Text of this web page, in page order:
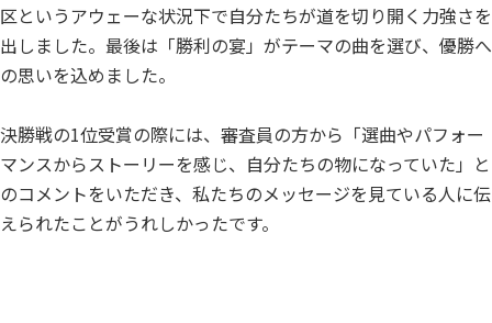
区というアウェーな状況下で自分たちが道を切り開く力強さを
出しました。最後は「勝利の宴」がテーマの曲を選び、優勝へ
の思いを込めました。
決勝戦の1位受賞の際には、審査員の方から「選曲やパフォー
マンスからストーリーを感じ、自分たちの物になっていた」と
のコメントをいただき、私たちのメッセージを見ている人に伝
えられたことがうれしかったです。